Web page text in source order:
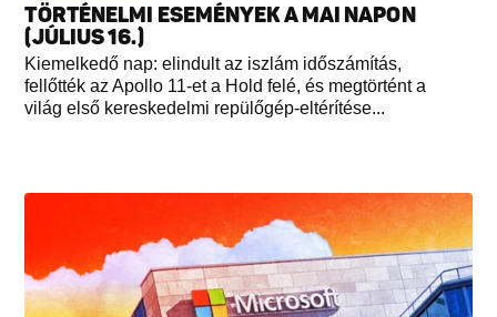
TÖRTÉNELMI ESEMÉNYEK A MAI NAPON
(JÚLIUS 16.)
Kiemelkedő nap: elindult az iszlám időszámítás,
fellőtték az Apollo 11-et a Hold felé, és megtörtént a
világ első kereskedelmi repülőgép-eltérítése...